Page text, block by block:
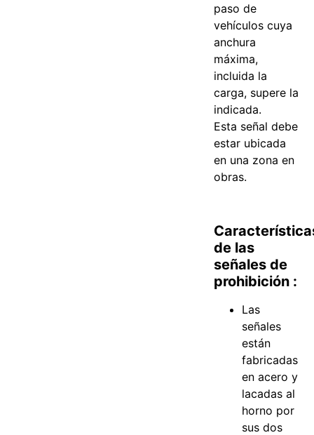
paso de
vehículos cuya
anchura
máxima,
incluida la
carga, supere la
indicada.
Esta señal debe
estar ubicada
en una zona en
obras.
de las
señales de
prohibición :
Las
señales
están
fabricadas
en acero y
lacadas al
horno por
sus dos